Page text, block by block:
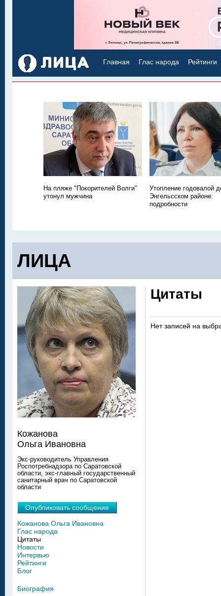
Главная Глас народа Рейтинги
На пляже "Покорителей Волги"
утонул мужчина
Утопление годовалой
Энгельсском районе:
подробности
ЛИЦА
Цитаты
Нет записей на
Кожанова
Ольга Ивановна
Экс-руководитель Управления
Роспотребнадзора по Саратовской
области, экс-главный государственный
санитарный врач по Саратовской
области
Опубликовать сообщение
Кожанова Ольга Ивановна
Глас народа
Цитаты
Новости
Интервью
Рейтинги
Блог
Биография